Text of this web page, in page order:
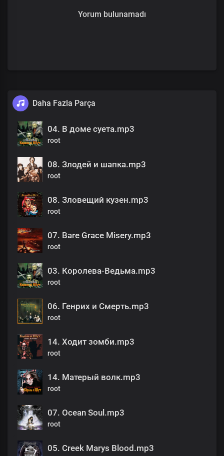
Yorum bulunamadı
Daha Fazla Parça
04. В доме суета.mp3
root
08. Злодей и шапка.mp3
root
08. Зловещий кузен.mp3
root
07. Bare Grace Misery.mp3
root
03. Королева-Ведьма.mp3
root
06. Генрих и Смерть.mp3
root
14. Ходит зомби.mp3
root
14. Матерый волк.mp3
root
07. Ocean Soul.mp3
root
05. Creek Marys Blood.mp3